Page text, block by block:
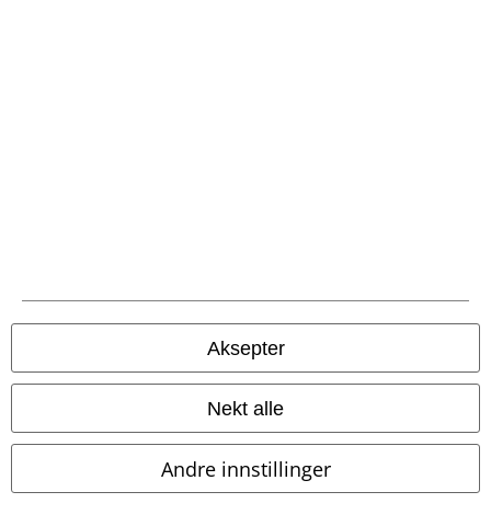
Aksepter
Nekt alle
Andre innstillinger